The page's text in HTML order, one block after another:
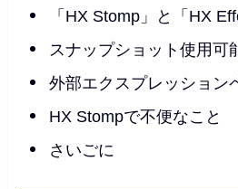
「HX Stomp」と「HX
スナップショット使用可
外部エクスプレッション
HX Stompで不便なこと
さいごに